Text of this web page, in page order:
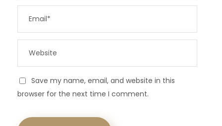
Save my name, email, and website in this
browser for the next time I comment.